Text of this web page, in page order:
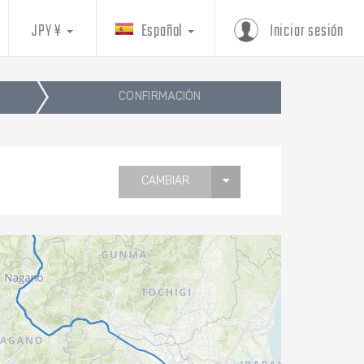
Iniciar sesión
Español
JPY ¥
CONFIRMACIÓN
CAMBIAR